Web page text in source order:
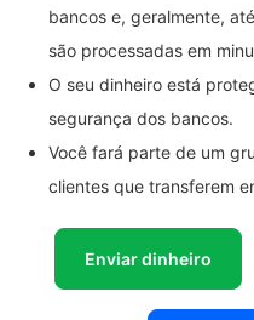
bancos e, geralmente,
são processadas em
O seu dinheiro está
segurança dos bancos.
Você fará parte de um
clientes que transferem
Enviar dinheiro